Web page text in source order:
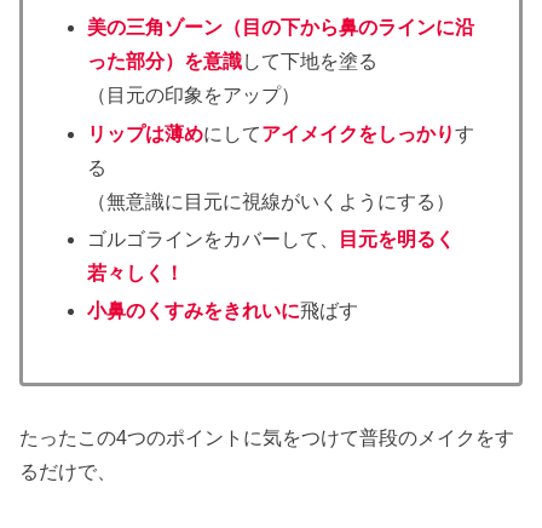
美の三角ゾーン（目の下から鼻のラインに沿
った部分）を意識して下地を塗る
（目元の印象をアップ）
リップは薄めにしてアイメイクをしっかりす
る
（無意識に目元に視線がいくようにする）
ゴルゴラインをカバーして、
目元を明るく
若々しく！
小鼻のくすみをきれいに飛ばす
たったこの4つのポイントに気をつけて普段のメイクをす
るだけで、